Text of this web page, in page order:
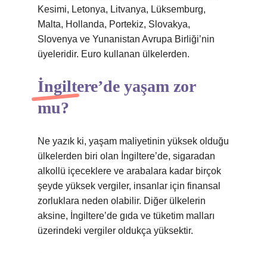
Kesimi, Letonya, Litvanya, Lüksemburg,
Malta, Hollanda, Portekiz, Slovakya,
Slovenya ve Yunanistan Avrupa Birliği’nin
üyeleridir. Euro kullanan ülkelerden.
İngiltere’de yaşam zor
mu?
Ne yazık ki, yaşam maliyetinin yüksek olduğu
ülkelerden biri olan İngiltere’de, sigaradan
alkollü içeceklere ve arabalara kadar birçok
şeyde yüksek vergiler, insanlar için finansal
zorluklara neden olabilir. Diğer ülkelerin
aksine, İngiltere’de gıda ve tüketim malları
üzerindeki vergiler oldukça yüksektir.